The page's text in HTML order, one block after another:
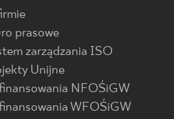
prasowe
zarządzania ISO
Unijne
NFOŚiGW
WFOŚiGW